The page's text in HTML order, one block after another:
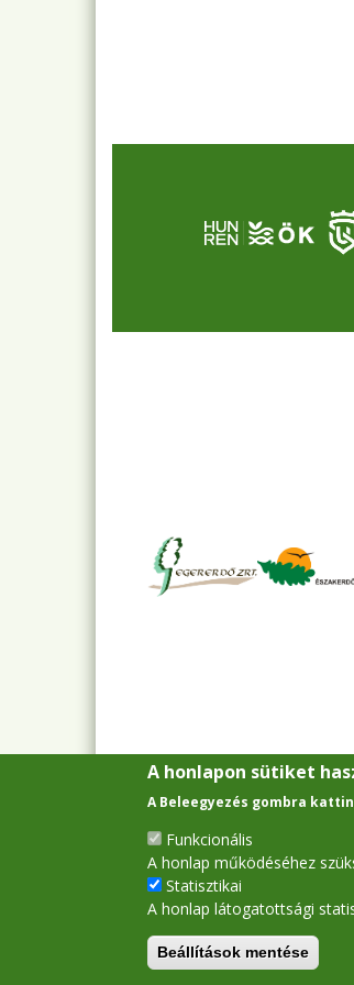
A honlapon sütiket
A Beleegyezés gombra
Funkcionális
A honlap működéséhez
Statisztikai
A honlap látogatottsági
Beállítások mentése